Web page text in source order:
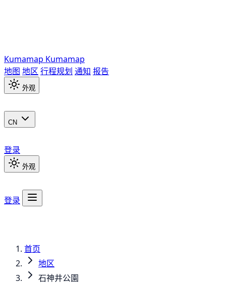
Kumamap Kumamap
地图 地区 行程规划 通知 报告
外观
CN
登录
外观
登录
首页
地区
石神井公園